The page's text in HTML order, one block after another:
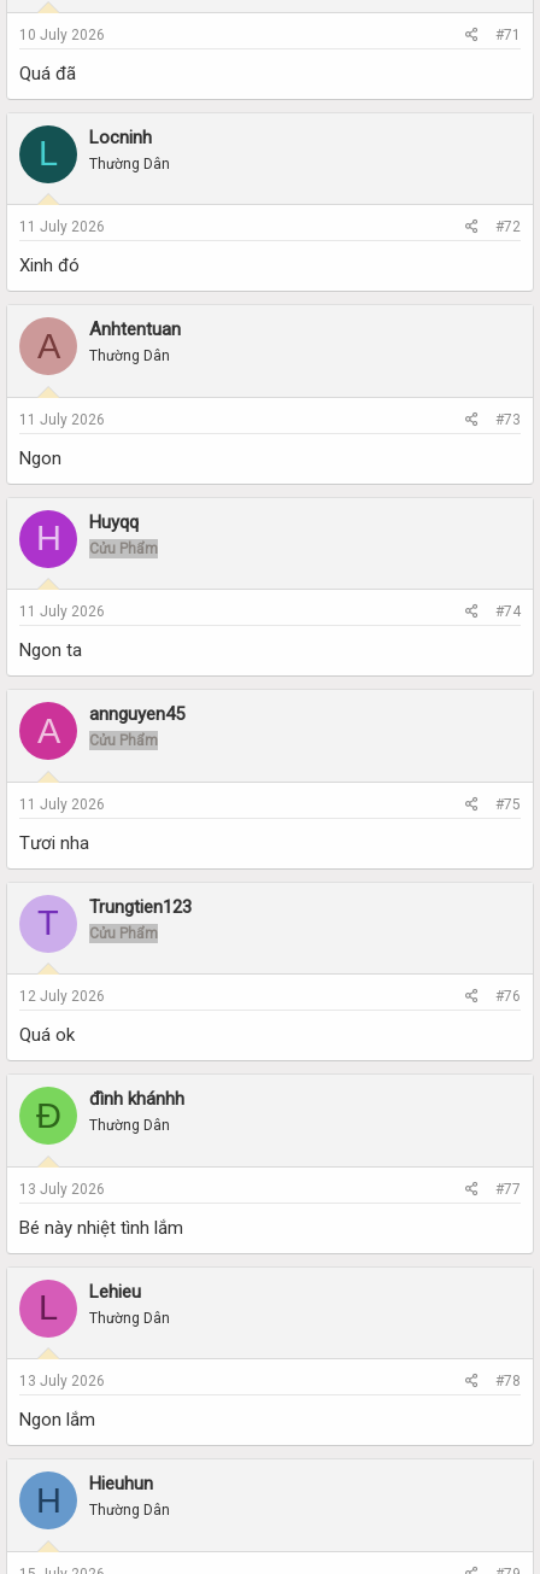
10 July 2026 #71
Quá đã
L Locninh
Thường Dân
11 July 2026 #72
Xinh đó
A Anhtentuan
Thường Dân
11 July 2026 #73
Ngon
H Huyqq
Cửu Phẩm
11 July 2026 #74
Ngon ta
A annguyen45
Cửu Phẩm
11 July 2026 #75
Tươi nha
T Trungtien123
Cửu Phẩm
12 July 2026 #76
Quá ok
Đ đình khánhh
Thường Dân
13 July 2026 #77
Bé này nhiệt tình lắm
L Lehieu
Thường Dân
13 July 2026 #78
Ngon lắm
H Hieuhun
Thường Dân